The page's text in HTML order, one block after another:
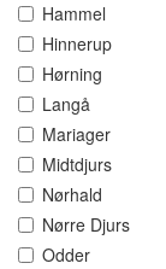
Hammel
Hinnerup
Hørning
Langå
Mariager
Midtdjurs
Nørhald
Nørre Djurs
Odder